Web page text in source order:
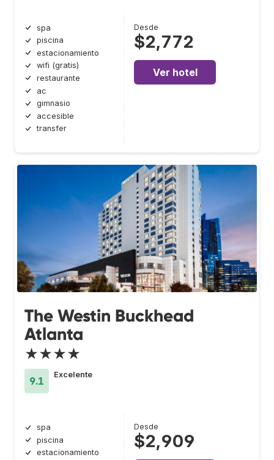
spa
piscina
estacionamiento
wifi (gratis)
restaurante
ac
gimnasio
accesible
transfer
Desde
$2,772
Ver hotel
The Westin Buckhead
Atlanta
★★★★
9.1
Excelente
spa
piscina
estacionamiento
Desde
$2,909